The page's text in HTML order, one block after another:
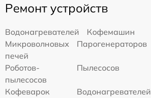
Ремонт устройств
Водонагревателей
Кофемашин
Микроволновых
печей
Парогенераторов
Роботов-
пылесосов
Пылесосов
Кофеварок
Водонагревателей